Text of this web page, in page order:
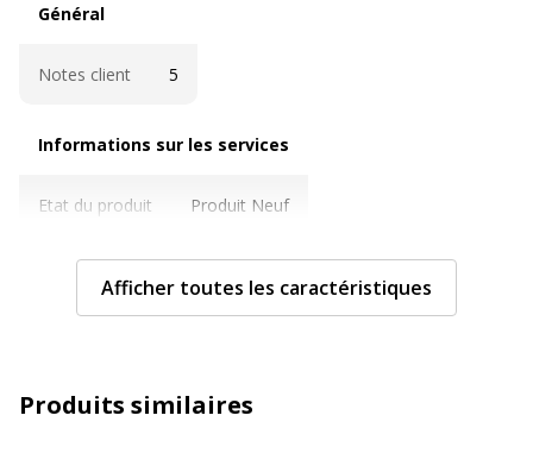
Général
Notes client 5
Informations sur les services
Etat du produit Produit Neuf
Caractéristiques techniques
Caractéristiques techniques
Caractéristiques générales
Afficher toutes les caractéristiques
Produits similaires